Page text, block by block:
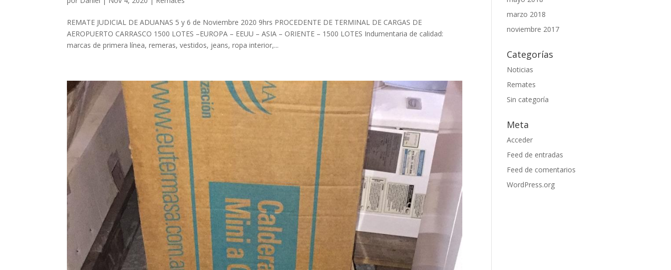
REMATE JUDICIAL DE ADUANAS 5 y 6 de Noviembre 2020 9hrs PROCEDENTE DE TERMINAL DE CARGAS DE
AEROPUERTO CARRASCO 1500 LOTES –EUROPA – EEUU – ASIA – ORIENTE – 1500 LOTES Indumentaria de calidad:
marcas de primera línea, remeras, vestidos, jeans, ropa interior,...
marzo 2018
noviembre 2017
Categorías
Noticias
Remates
Sin categoría
Meta
Acceder
Feed de entradas
Feed de comentarios
WordPress.org